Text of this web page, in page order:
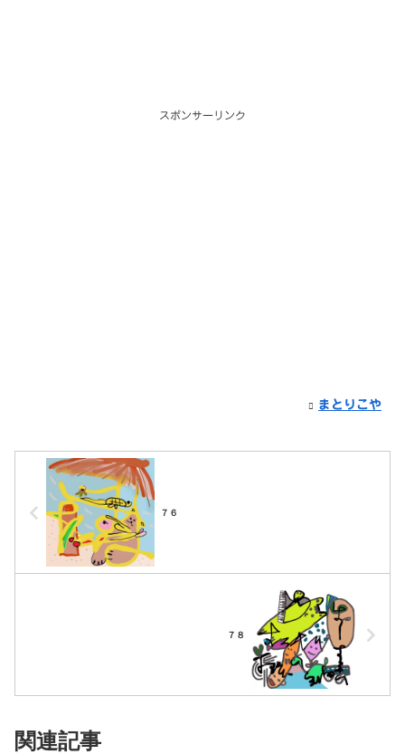
スポンサーリンク
まとりこや
７６
７８
関連記事